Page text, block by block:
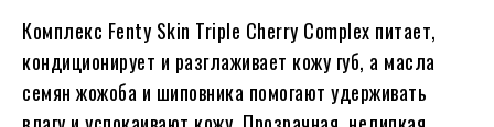
Комплекс Fenty Skin Triple Cherry Complex питает,
кондиционирует и разглаживает кожу губ, а масла
семян жожоба и шиповника помогают удерживать